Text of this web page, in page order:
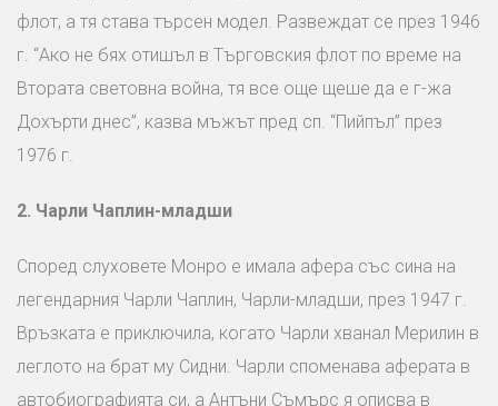
флот, а тя става търсен модел. Развеждат се през 1946
г. “Ако не бях отишъл в Търговския флот по време на
Втората световна война, тя все още щеше да е г-жа
Дохърти днес”, казва мъжът пред сп. “Пийпъл” през
1976 г.
2. Чарли Чаплин-младши
Според слуховете Монро е имала афера със сина на
легендарния Чарли Чаплин, Чарли-младши, през 1947 г.
Връзката е приключила, когато Чарли хванал Мерилин в
леглото на брат му Сидни. Чарли споменава аферата в
автобиографията си, а Антъни Съмърс я описва в